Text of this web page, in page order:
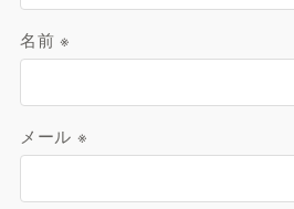
名前※
メール ※